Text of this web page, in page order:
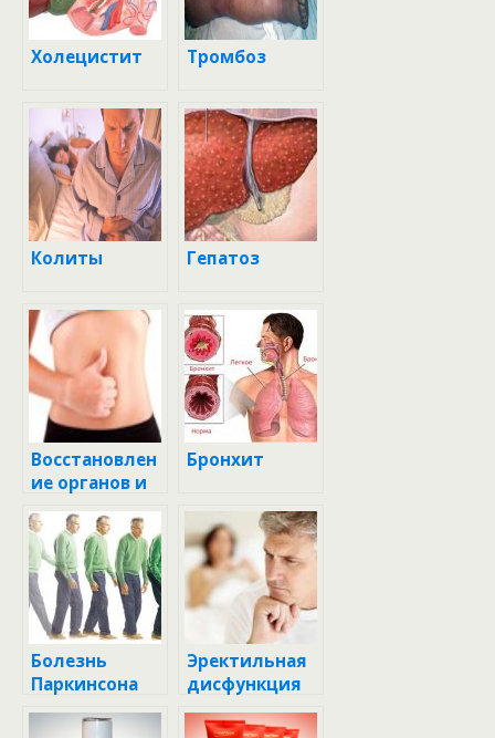
Холецистит Тромбоз
Колиты Гепатоз
Восстановлен
ие органов и
систем
Бронхит
Болезнь
Паркинсона
Эректильная
дисфункция